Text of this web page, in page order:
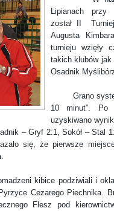
Lipianach przy
został II
Augusta
turnieju wzięły
takich klubów jak
Osadnik
Grano
10 minut”. Po
uzyskiwano
– Gryf 2:1, Sokół – Stal
się, że pierwsze
kibice podziwiali i
Cezarego Piechnika.
Flesz pod